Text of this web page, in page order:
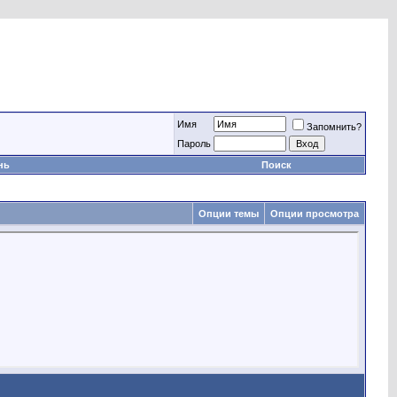
Имя
Запомнить?
Пароль
Поиск
Опции темы Опции просмотра